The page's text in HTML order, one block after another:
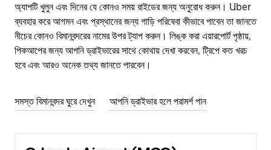
অ্যাপটি খুলুন এবং দিনের যে কোনও সময় রাইডের জন্য অনুরোধ করুন। Uber
ব্যবহার করে আগমন এবং প্রস্থানের জন্য গাড়ি পরিষেবা কীভাবে পাবেন তা জানতে
নীচের কোনও বিমানবন্দরের নামের উপর ট্যাপ করুন। লিঙ্ক করা এয়ারপোর্ট পৃষ্ঠায়,
পিকআপের জন্য আপনি ড্রাইভারের সাথে কোথায় দেখা করবেন, ট্রিপে কত খরচ
হবে এবং আরও অনেক তথ্য জানতে পারবেন।
সমস্ত বিমানবন্দর ঘুরে দেখুন আপনি ড্রাইভার হলে পরামর্শ পান